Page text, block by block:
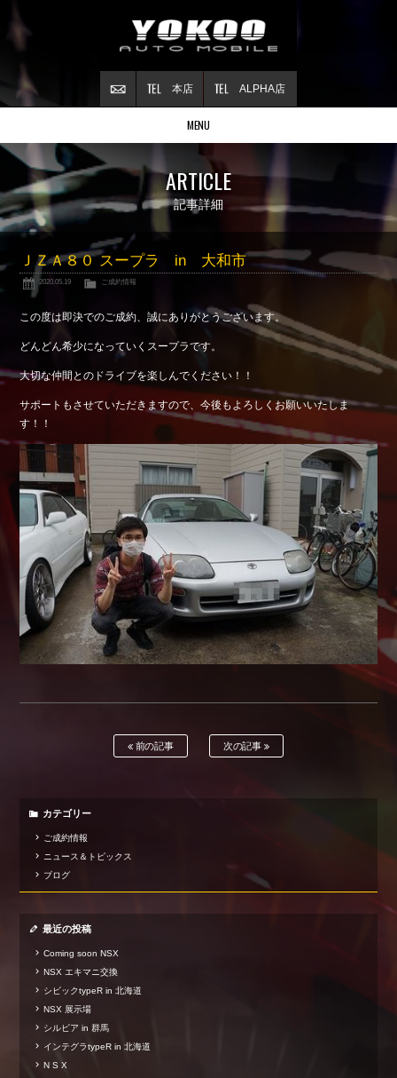
ALPHA店
本店
MENU
Stock list
在庫情報
Contract
ご成約情報
NSXについて
Reflesh Plan
買取査定
Blog
Shop info.
店舗紹介
Company
会社概要
ARTICLE
記事詳細
ＪＺＡ８０ スープラ in 大和市
2020.05.19 ご成約情報
この度は即決でのご成約、誠にありがとうございます。
どんどん希少になっていくスープラです。
大切な仲間とのドライブを楽しんでください！！
サポートもさせていただきますので、今後もよろしくお願いいたしま
す！！
前の記事 次の記事
カテゴリー
ご成約情報
ニュース＆トピックス
ブログ
最近の投稿
Coming soon NSX
NSX エキマニ交換
シビックtypeR in 北海道
NSX 展示場
シルビア in 群馬
インテグラtypeR in 北海道
N S X